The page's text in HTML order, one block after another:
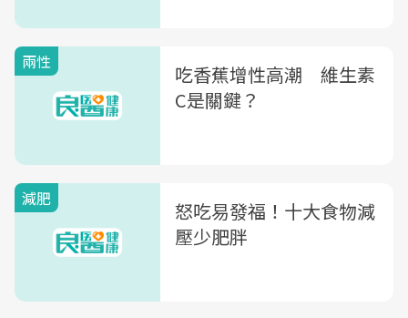
兩性
吃香蕉增性高潮 維生素
C是關鍵？
減肥
怒吃易發福！十大食物減
壓少肥胖